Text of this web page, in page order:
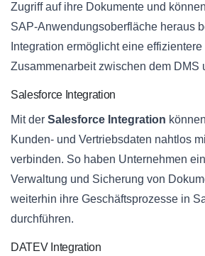
Zugriff auf ihre Dokumente und
SAP-Anwendungsoberfläche heraus
Integration ermöglicht eine
Zusammenarbeit zwischen dem DMS
Salesforce Integration
Mit der Salesforce Integration
Kunden- und Vertriebsdaten nahtlos
verbinden. So haben Unternehmen
Verwaltung und Sicherung von
weiterhin ihre Geschäftsprozesse in
durchführen.
DATEV Integration